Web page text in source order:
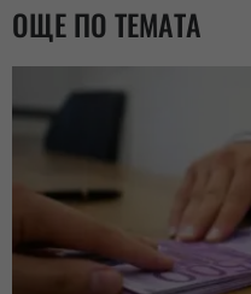
ОЩЕ ПО ТЕМАТА